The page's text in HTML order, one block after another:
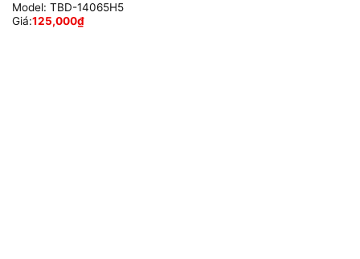
Model: TBD-14065H5
Giá:125,000₫